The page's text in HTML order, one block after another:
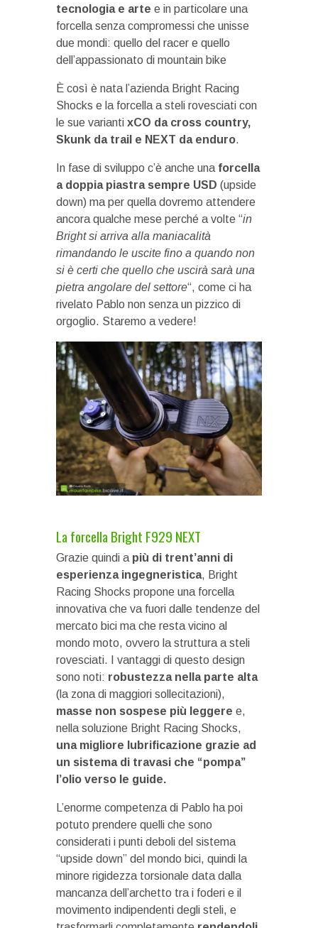
tecnologia e arte e in particolare una
forcella senza compromessi che unisse
due mondi: quello del racer e quello
dell’appassionato di mountain bike
È così è nata l’azienda Bright Racing
Shocks e la forcella a steli rovesciati con
le sue varianti xCO da cross country,
Skunk da trail e NEXT da enduro.
In fase di sviluppo c’è anche una forcella
a doppia piastra sempre USD (upside
down) ma per quella dovremo attendere
ancora qualche mese perché a volte “in
Bright si arriva alla maniacalità
rimandando le uscite fino a quando non
si è certi che quello che uscirà sarà una
pietra angolare del settore“, come ci ha
rivelato Pablo non senza un pizzico di
orgoglio. Staremo a vedere!
La forcella Bright F929 NEXT
Grazie quindi a più di trent’anni di
esperienza ingegneristica, Bright
Racing Shocks propone una forcella
innovativa che va fuori dalle tendenze del
mercato bici ma che resta vicino al
mondo moto, ovvero la struttura a steli
rovesciati. I vantaggi di questo design
sono noti: robustezza nella parte alta
(la zona di maggiori sollecitazioni),
masse non sospese più leggere e,
nella soluzione Bright Racing Shocks,
una migliore lubrificazione grazie ad
un sistema di travasi che “pompa”
l’olio verso le guide.
L’enorme competenza di Pablo ha poi
potuto prendere quelli che sono
considerati i punti deboli del sistema
“upside down” del mondo bici, quindi la
minore rigidezza torsionale data dalla
mancanza dell’archetto tra i foderi e il
movimento indipendenti degli steli, e